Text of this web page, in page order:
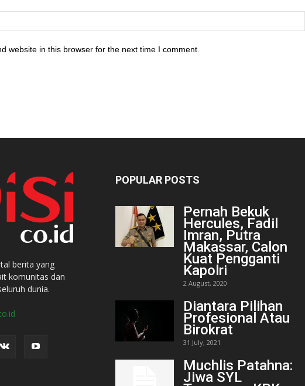
website in this browser for the next time I comment.
berita yang
komunitas dan
dunia.
POPULAR POSTS
Pernah Bekuk
Hercules, Fadil
Imran, Putra
Makassar, Calon
Kuat Pengganti
Kapolri
2 August, 2020
Diantara Pilihan
Profesional Atau
Birokrat
31 July, 2021
Muchlis Patahna:
Jiwa SYL